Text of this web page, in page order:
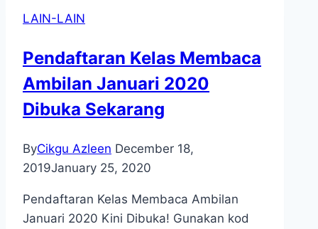
LAIN-LAIN
Pendaftaran Kelas Membaca
Ambilan Januari 2020
Dibuka Sekarang
ByCikgu Azleen December 18,
2019January 25, 2020
Pendaftaran Kelas Membaca Ambilan
Januari 2020 Kini Dibuka! Gunakan kod